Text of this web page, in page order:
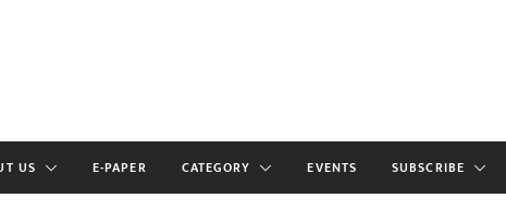
US E-PAPER CATEGORY EVENTS SUBSCRIBE